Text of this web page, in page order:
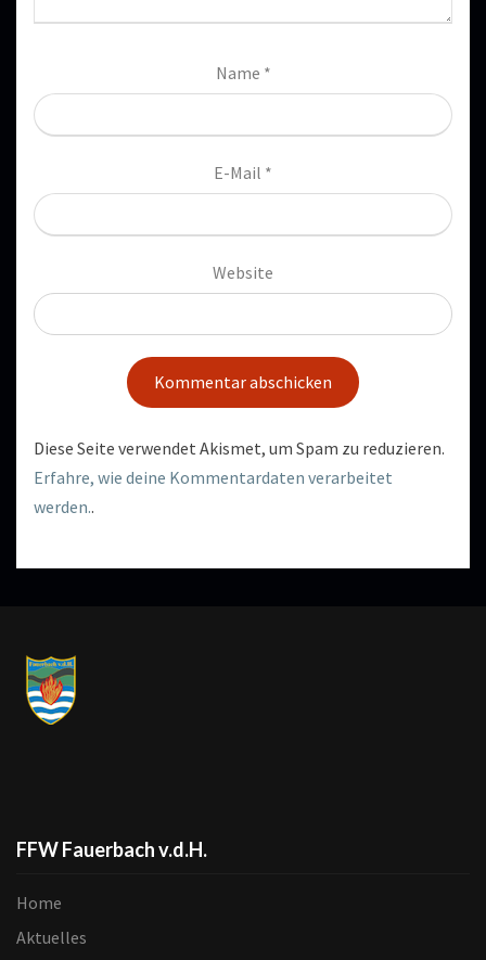
Name *
E-Mail *
Website
Diese Seite verwendet Akismet, um Spam zu reduzieren.
Erfahre, wie deine Kommentardaten verarbeitet
werden..
FFW Fauerbach v.d.H.
Home
Aktuelles